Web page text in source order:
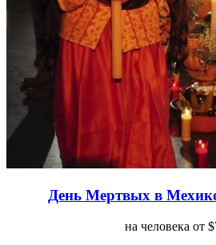
День Мертвых в
на человека от